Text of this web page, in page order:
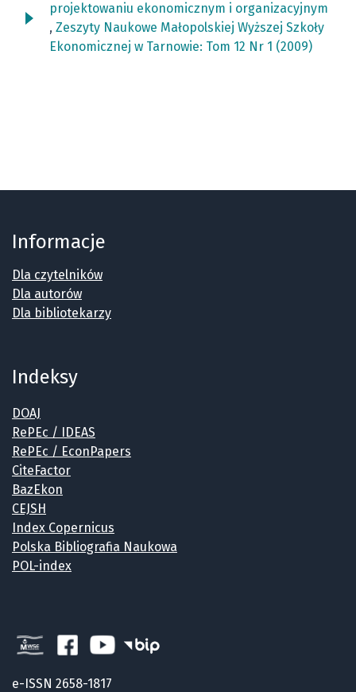
projektowaniu ekonomicznym i organizacyjnym
, Zeszyty Naukowe Małopolskiej Wyższej Szkoły
Ekonomicznej w Tarnowie: Tom 12 Nr 1 (2009)
Informacje
Dla czytelników
Dla autorów
Dla bibliotekarzy
Indeksy
DOAJ
RePEc / IDEAS
RePEc / EconPapers
CiteFactor
BazEkon
CEJSH
Index Copernicus
Polska Bibliografia Naukowa
POL-index
e-ISSN 2658-1817